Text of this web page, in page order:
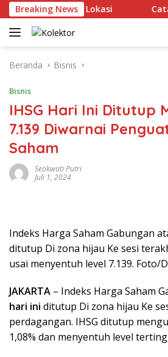
Langsung
ke
konten
Breaking News
hingga Lokasi Catat! 4
Beranda Bisnis
Bisnis
IHSG Hari Ini Ditutup
7.139 Diwarnai
Saham
Seokwati Putri
Juli 1, 2024
Indeks Harga Saham Gabungan
ditutup Di zona hijau Ke sesi
usai menyentuh level 7.139. Foto/
JAKARTA – Indeks Harga Saham
hari ini ditutup Di zona hijau Ke
perdagangan. IHSG ditutup
1,08% dan menyentuh level